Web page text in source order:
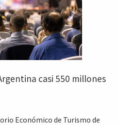
casi 550 millones
Económico de Turismo de